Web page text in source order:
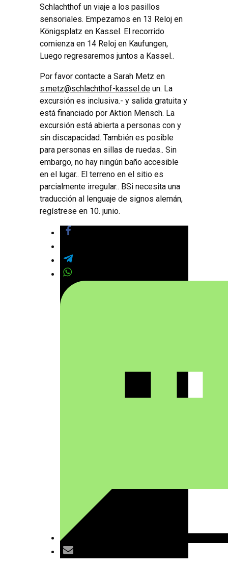
Schlachthof un viaje a los pasillos
sensoriales. Empezamos en 13 Reloj en
Königsplatz en Kassel. El recorrido
comienza en 14 Reloj en Kaufungen,
Luego regresaremos juntos a Kassel..
Por favor contacte a Sarah Metz en
s.metz@schlachthof-kassel.de un. La
excursión es inclusiva.- y salida gratuita y
está financiado por Aktion Mensch. La
excursión está abierta a personas con y
sin discapacidad. También es posible
para personas en sillas de ruedas.. Sin
embargo, no hay ningún baño accesible
en el lugar.. El terreno en el sitio es
parcialmente irregular.. BSi necesita una
traducción al lenguaje de signos alemán,
regístrese en 10. junio.